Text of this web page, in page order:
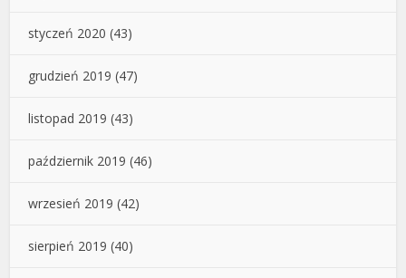
styczeń 2020 (43)
grudzień 2019 (47)
listopad 2019 (43)
październik 2019 (46)
wrzesień 2019 (42)
sierpień 2019 (40)